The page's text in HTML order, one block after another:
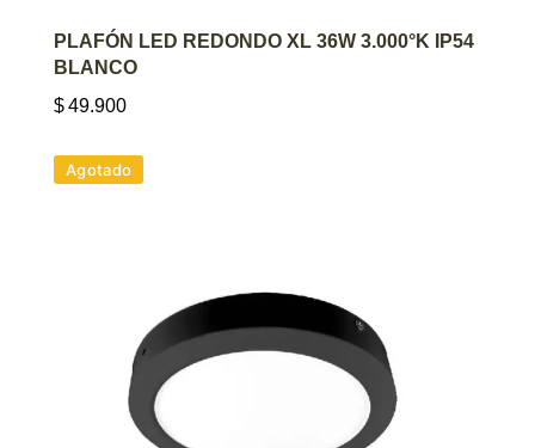
AGREGAR AL CARRITO
PLAFÓN LED REDONDO XL 36W 3.000°K IP54
BLANCO
$49.900
Agotado